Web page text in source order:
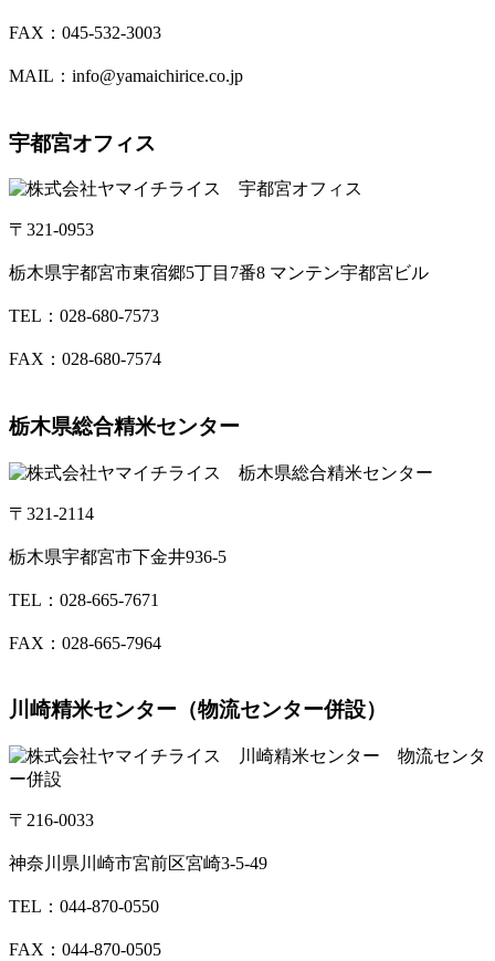
FAX：045-532-3003
MAIL：info@yamaichirice.co.jp
宇都宮オフィス
〒321-0953
栃木県宇都宮市東宿郷5丁目7番8 マンテン宇都宮ビル
TEL：028-680-7573
FAX：028-680-7574
栃木県総合精米センター
〒321-2114
栃木県宇都宮市下金井936-5
TEL：028-665-7671
FAX：028-665-7964
川崎精米センター（物流センター併設）
〒216-0033
神奈川県川崎市宮前区宮崎3-5-49
TEL：044-870-0550
FAX：044-870-0505